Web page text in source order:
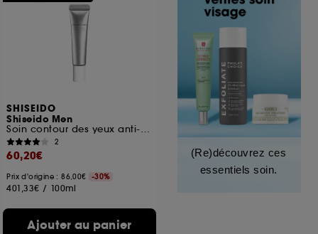
SHISEIDO
Shiseido Men
Soin contour des yeux anti-âge homme haute performance
2
60,20€
Prix d'origine : 86,00€ -30%
401,33€ / 100ml
Ajouter au panier
(Re)découvrez ces
essentiels soin.